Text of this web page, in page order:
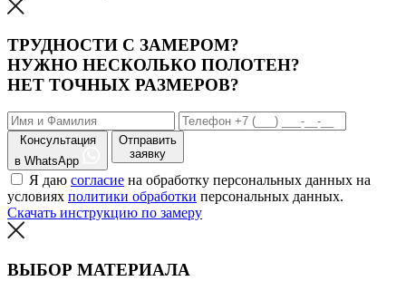
ТРУДНОСТИ С ЗАМЕРОМ?
НУЖНО НЕСКОЛЬКО ПОЛОТЕН?
НЕТ ТОЧНЫХ РАЗМЕРОВ?
Консультация
в WhatsApp
Отправить
заявку
Я даю согласие на обработку персональных данных на
условиях политики обработки персональных данных.
Скачать инструкцию по замеру
ВЫБОР МАТЕРИАЛА